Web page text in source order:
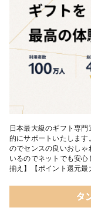
日本最大級のギフト専
的にサポートいたしま
のでセンスの良いおし
いるのでネットでも安
揃え】【ポイント還元最
タ